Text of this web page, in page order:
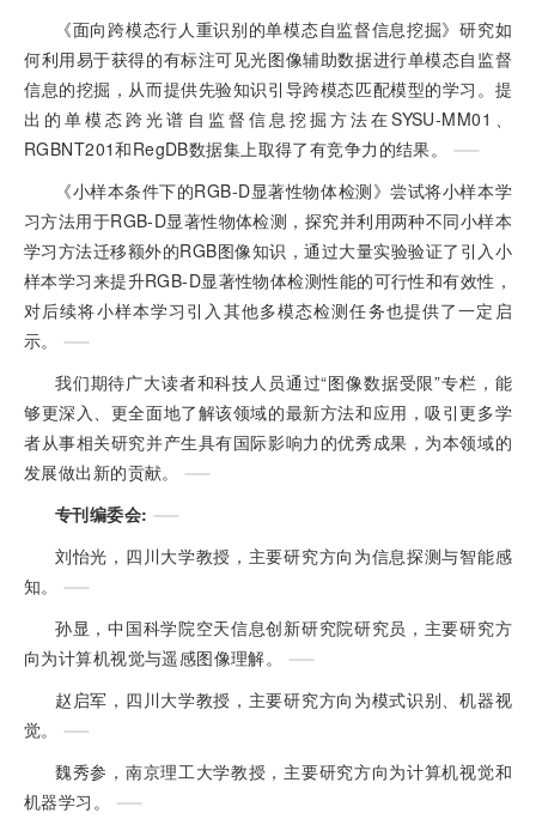
《面向跨模态行人重识别的单模态自监督信息挖掘》研究如
何利用易于获得的有标注可见光图像辅助数据进行单模态自监督
信息的挖掘，从而提供先验知识引导跨模态匹配模型的学习。提
出的单模态跨光谱自监督信息挖掘方法在SYSU-MM01、
RGBNT201和RegDB数据集上取得了有竞争力的结果。
《小样本条件下的RGB-D显著性物体检测》尝试将小样本学
习方法用于RGB-D显著性物体检测，探究并利用两种不同小样本
学习方法迁移额外的RGB图像知识，通过大量实验验证了引入小
样本学习来提升RGB-D显著性物体检测性能的可行性和有效性，
对后续将小样本学习引入其他多模态检测任务也提供了一定启
示。
我们期待广大读者和科技人员通过“图像数据受限”专栏，能
够更深入、更全面地了解该领域的最新方法和应用，吸引更多学
者从事相关研究并产生具有国际影响力的优秀成果，为本领域的
发展做出新的贡献。
专刊编委会:
刘怡光，四川大学教授，主要研究方向为信息探测与智能感
知。
孙显，中国科学院空天信息创新研究院研究员，主要研究方
向为计算机视觉与遥感图像理解。
赵启军，四川大学教授，主要研究方向为模式识别、机器视
觉。
魏秀参，南京理工大学教授，主要研究方向为计算机视觉和
机器学习。